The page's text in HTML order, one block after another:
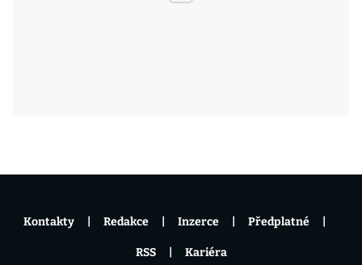
Kontakty Redakce Inzerce Předplatné
RSS Kariéra